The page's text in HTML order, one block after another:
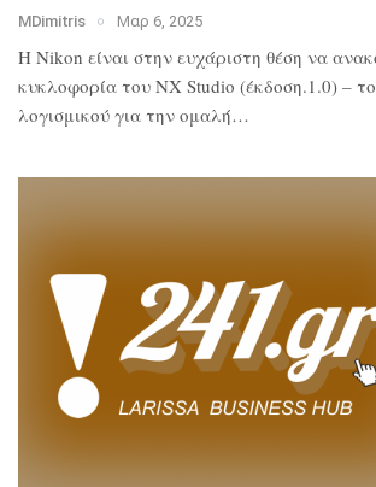
MDimitris Μαρ 6, 2025
Η Nikon είναι στην ευχάριστη θέση να
κυκλοφορία του NX Studio (έκδοση.1.0) –
λογισμικού για την ομαλή…